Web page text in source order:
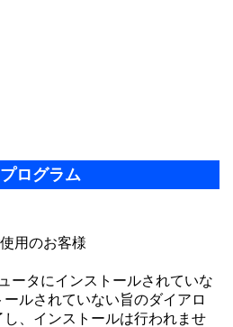
ログラム
用のお客様
ータにインストールされていな
ルされていない旨のダイアロ
、インストールは行われませ